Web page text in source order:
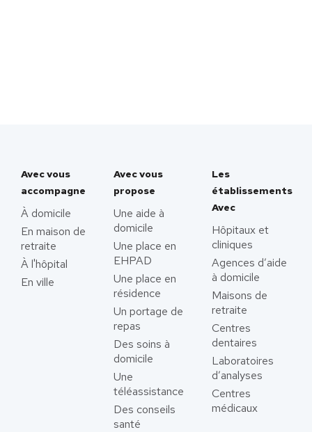
Avec vous
accompagne
À domicile
En maison de
retraite
À l'hôpital
En ville
Avec vous
propose
Une aide à
domicile
Une place en
EHPAD
Une place en
résidence
Un portage de
repas
Des soins à
domicile
Une
téléassistance
Des conseils
santé
Les
établissements
Avec
Hôpitaux et
cliniques
Agences d’aide
à domicile
Maisons de
retraite
Centres
dentaires
Laboratoires
d’analyses
Centres
médicaux